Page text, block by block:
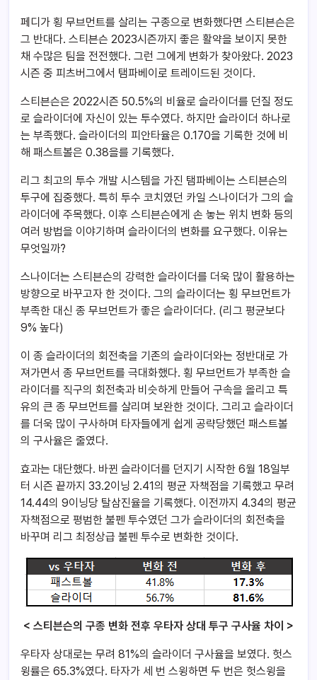
페디가 횡 무브먼트를 살리는 구종으로 변화했다면 스티븐슨은
그 반대다. 스티븐슨 2023시즌까지 좋은 활약을 보이지 못한
채 수많은 팀을 전전했다. 그런 그에게 변화가 찾아왔다. 2023
시즌 중 피츠버그에서 탬파베이로 트레이드된 것이다.
스티븐슨은 2022시즌 50.5%의 비율로 슬라이더를 던질 정도
로 슬라이더에 자신이 있는 투수였다. 하지만 슬라이더 하나로
는 부족했다. 슬라이더의 피안타율은 0.170을 기록한 것에 비
해 패스트볼은 0.38을를 기록했다.
리그 최고의 투수 개발 시스템을 가진 탬파베이는 스티븐슨의
투구에 집중했다. 특히 투수 코치였던 카일 스나이더가 그의 슬
라이더에 주목했다. 이후 스티븐슨에게 손 놓는 위치 변화 등의
여러 방법을 이야기하며 슬라이더의 변화를 요구했다. 이유는
무엇일까?
스나이더는 스티븐슨의 강력한 슬라이더를 더욱 많이 활용하는
방향으로 바꾸고자 한 것이다. 그의 슬라이더는 횡 무브먼트가
부족한 대신 종 무브먼트가 좋은 슬라이더다. (리그 평균보다
9% 높다)
이 종 슬라이더의 회전축을 기존의 슬라이더와는 정반대로 가
져가면서 종 무브먼트를 극대화했다. 횡 무브먼트가 부족한 슬
라이더를 직구의 회전축과 비슷하게 만들어 구속을 올리고 특
유의 큰 종 무브먼트를 살리며 보완한 것이다. 그리고 슬라이더
를 더욱 많이 구사하며 타자들에게 쉽게 공략당했던 패스트볼
의 구사율은 줄였다.
효과는 대단했다. 바뀐 슬라이더를 던지기 시작한 6월 18일부
터 시즌 끝까지 33.2이닝 2.41의 평균 자책점을 기록했고 무려
14.44의 9이닝당 탈삼진율을 기록했다. 이전까지 4.34의 평균
자책점으로 평범한 불펜 투수였던 그가 슬라이더의 회전축을
바꾸며 리그 최정상급 불펜 투수로 변화한 것이다.
< 스티븐슨의 구종 변화 전후 우타자 상대 투구 구사율 차이 >
우타자 상대로는 무려 81%의 슬라이더 구사율을 보였다. 헛스
윙률은 65.3%였다. 타자가 세 번 스윙하면 두 번은 헛스윙을